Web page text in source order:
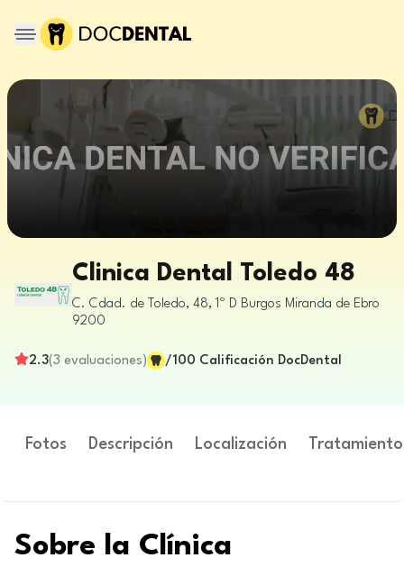
Clinica Dental Toledo 48
C. Cdad. de Toledo, 48, 1º D Burgos Miranda de Ebro
9200
2.3(3 evaluaciones) /100 Calificación DocDental
Fotos Descripción Localización
Sobre la Clínica